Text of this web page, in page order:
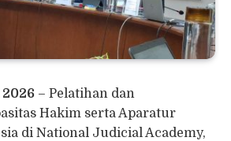
– Pelatihan dan
Hakim serta Aparatur
di National Judicial Academy,